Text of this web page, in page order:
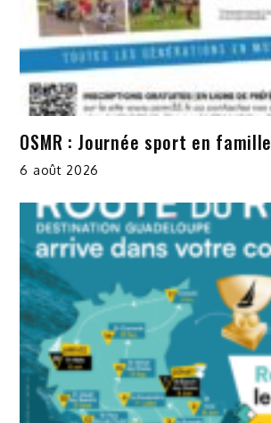
OSMR : Journée sport en famille
6 août 2026